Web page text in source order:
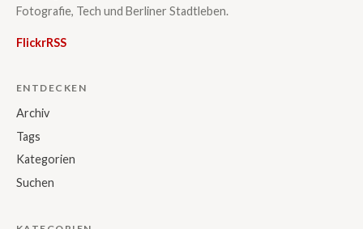
Fotografie, Tech und Berliner Stadtleben.
FlickrRSS
ENTDECKEN
Archiv
Tags
Kategorien
Suchen